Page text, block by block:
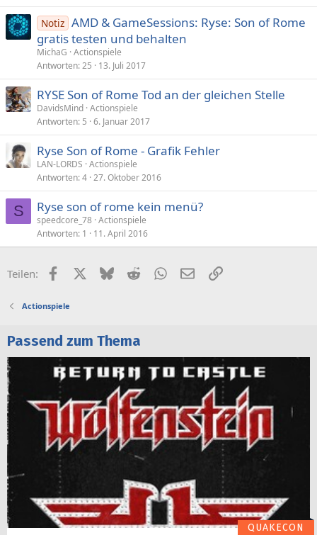
p
Notiz AMD & GameSessions: Ryse: Son of Rome
gratis testen und behalten
MichaG Actionspiele
Antworten 25 13. Juli 2017
RYSE Son of Rome Tod an der gleichen Stelle
DavidsMind Actionspiele
Antworten 5 6. Januar 2017
Ryse Son of Rome - Grafik Fehler
LAN-LORDS Actionspiele
Antworten 4 27. Oktober 2016
S Ryse son of rome kein menü?
speedcore_78 Actionspiele
Antworten 1 11. April 2016
Teilen: FacebookX (Twitter)
BlueskyRedditWhatsApp
E-MailLink
Actionspiele
Passend zum Thema
QUAKECON